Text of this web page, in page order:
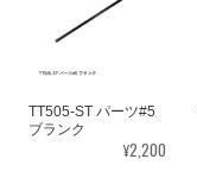
TT505-ST パーツ#5
ブランク
¥2,200